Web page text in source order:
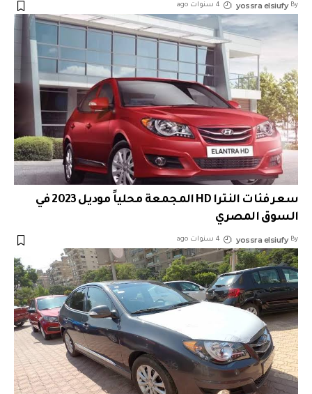
By
yossra elsiufy 4 سنوات ago
سعر فئات النترا HD المجمعة محلياً موديل 2023 في
السوق المصري
By
yossra elsiufy 4 سنوات ago